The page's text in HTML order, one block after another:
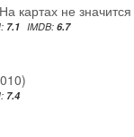
картах не
7.1 IMDB: 6.7
7.4